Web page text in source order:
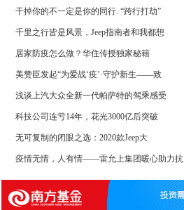
干掉你的不一定是你的同行. “跨行打劫”
千里之行皆是风景，Jeep指南者和我都想
居家防疫怎么做？华住传授独家秘籍
美赞臣发起“为爱战‘疫’·守护新生——致
浅谈上汽大众全新一代帕萨特的驾乘感受
科技公司连亏14年，花光3000亿后突破
无可复制的闭眼之选：2020款Jeep大
疫情无情，人有情——雷允上集团暖心助力抗